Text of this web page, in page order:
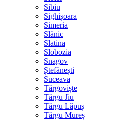
Sibiu
Sighișoara
Simeria
Slănic
Slatina
Slobozia
Snagov
Ștefănești
Suceava
Târgoviște
Târgu Jiu
Târgu Lăpuș
Târgu Mureș